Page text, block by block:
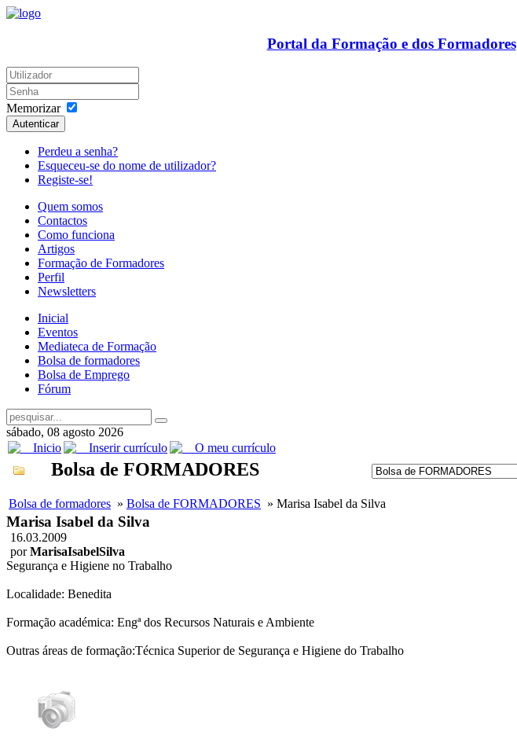
Portal da Formação e dos Formadores
Memorizar
Autenticar
Perdeu a senha?
Esqueceu-se do nome de utilizador?
Registe-se!
Quem somos
Contactos
Como funciona
Artigos
Formação de Formadores
Perfil
Newsletters
Inicial
Eventos
Mediateca de Formação
Bolsa de formadores
Bolsa de Emprego
Fórum
sábado, 08 agosto 2026
Inicio
Inserir currículo O meu currículo
Bolsa de FORMADORES
Bolsa de formadores » Bolsa de FORMADORES » Marisa Isabel da Silva
Marisa Isabel da Silva
16.03.2009
porMarisaIsabelSilva
Segurança e Higiene no Trabalho
Localidade: Benedita
Formação académica: Engª dos Recursos Naturais e Ambiente
Outras áreas de formação:Técnica Superior de Segurança e Higiene do Trabalho